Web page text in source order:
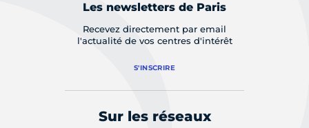
Les newsletters de Paris
Recevez directement par email
l'actualité de vos centres d'intérêt
S'INSCRIRE
Sur les réseaux